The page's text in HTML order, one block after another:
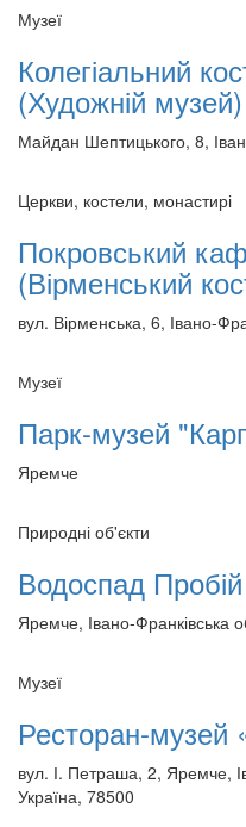
Музеї
Колегіальний
(Художній музей)
Майдан Шептицького, 8,
Церкви, костели, монастирі
Покровський
(Вірменський
вул. Вірменська, 6, Івано-
Музеї
Парк-музей
Яремче
Природні об'єкти
Водоспад Пробій
Яремче, Івано-Франківська
Музеї
Ресторан-музей
вул. І. Петраша, 2, Яремче,
Україна, 78500